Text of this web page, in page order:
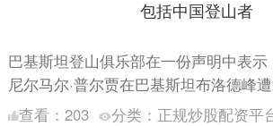
包括中国登山者
巴基斯坦登山俱乐部在一份声明中表
尼尔马尔·普尔贾在巴基斯坦布洛德峰
声明称，初步报告显示，此次探险队由
查看： 203 分类： 正规炒股配资平